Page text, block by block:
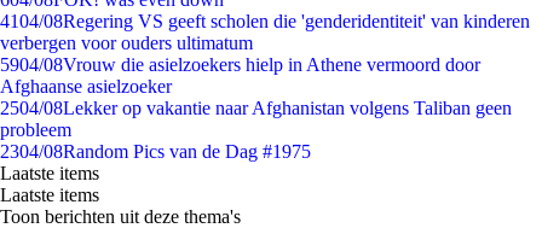
4104/08Regering VS geeft scholen die 'genderidentiteit' van kinderen
verbergen voor ouders ultimatum
5904/08Vrouw die asielzoekers hielp in Athene vermoord door
Afghaanse asielzoeker
2504/08Lekker op vakantie naar Afghanistan volgens Taliban geen
probleem
2304/08Random Pics van de Dag #1975
Laatste items
Laatste items
Toon berichten uit deze thema's